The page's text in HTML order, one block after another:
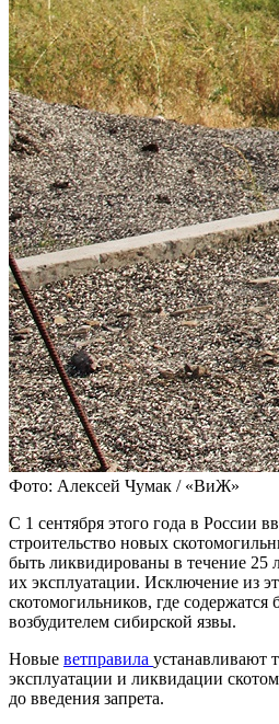
Фото: Алексей Чумак / «ВиЖ»
С 1 сентября этого года в России
строительство новых
быть ликвидированы в течение 25
их эксплуатации. Исключение из
скотомогильников, где
возбудителем сибирской язвы.
Новые ветправила устанавливают
эксплуатации и ликвидации
до введения запрета.